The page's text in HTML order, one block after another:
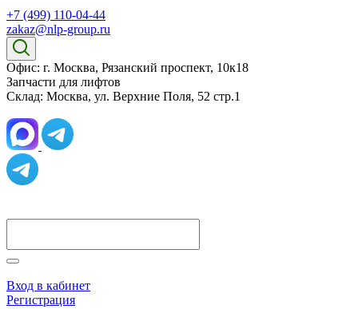
+7 (499) 110-04-44
zakaz@nlp-group.ru
Офис: г. Москва, Рязанский проспект, 10к18
Запчасти для лифтов
Склад: Москва, ул. Верхние Поля, 52 стр.1
Вход в кабинет
Регистрация